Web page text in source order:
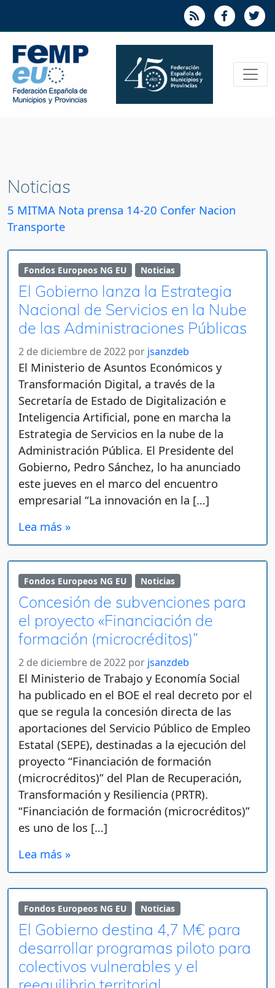
Noticias
5 MITMA Nota prensa 14-20 Confer Nacion
Transporte
Fondos Europeos NG EU Noticias
El Gobierno lanza la Estrategia
Nacional de Servicios en la Nube
de las Administraciones Públicas
2 de diciembre de 2022 por jsanzdeb
El Ministerio de Asuntos Económicos y
Transformación Digital, a través de la
Secretaría de Estado de Digitalización e
Inteligencia Artificial, pone en marcha la
Estrategia de Servicios en la nube de la
Administración Pública. El Presidente del
Gobierno, Pedro Sánchez, lo ha anunciado
este jueves en el marco del encuentro
empresarial “La innovación en la […]
Lea más »
Fondos Europeos NG EU Noticias
Concesión de subvenciones para
el proyecto «Financiación de
formación (microcréditos)”
2 de diciembre de 2022 por jsanzdeb
El Ministerio de Trabajo y Economía Social
ha publicado en el BOE el real decreto por el
que se regula la concesión directa de las
aportaciones del Servicio Público de Empleo
Estatal (SEPE), destinadas a la ejecución del
proyecto “Financiación de formación
(microcréditos)” del Plan de Recuperación,
Transformación y Resiliencia (PRTR).
“Financiación de formación (microcréditos)”
es uno de los […]
Lea más »
Fondos Europeos NG EU Noticias
El Gobierno destina 4,7 M€ para
desarrollar programas piloto para
colectivos vulnerables y el